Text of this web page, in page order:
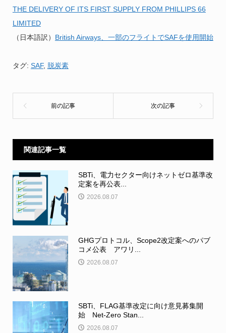
THE DELIVERY OF ITS FIRST SUPPLY FROM PHILLIPS 66
LIMITED
（日本語訳） British Airways、一部のフライトでSAFを使用開始
タグ: SAF, 脱炭素
関連記事一覧
SBTi、電力セクター向けネットゼロ基準改
定案を再公表...
2026.08.07
GHGプロトコル、Scope2改定案へのパブ
コメ公表 アワリ...
2026.08.07
SBTi、FLAG基準改定に向け意見募集開
始 Net-Zero Stan...
2026.08.07